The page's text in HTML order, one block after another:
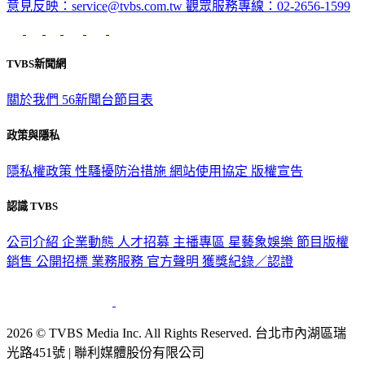
意見反映：service@tvbs.com.tw 觀眾服務專線：02-2656-1599
TVBS新聞網
關於我們 56新聞台節目表
政策與隱私
隱私權政策 性騷擾防治措施 網站使用協定 版權宣告
認識 TVBS
公司介紹 企業動態 人才招募 主播專區 星藝象娛樂 節目版權
銷售 公開招標 業務服務 官方聲明 獲獎紀錄／認證
2026 © TVBS Media Inc. All Rights Reserved. 台北市內湖區瑞
光路451號 | 聯利媒體股份有限公司